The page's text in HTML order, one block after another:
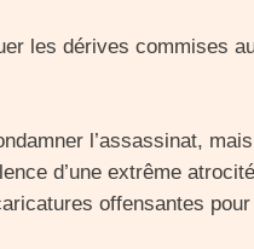
les dérives commises
l’assassinat,
d’une extrême
offensantes